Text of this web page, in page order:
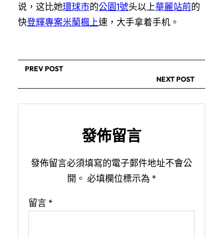
说，这比她環球市的公園1號头以上華麗站前的
快登輝專案米蘭楓上速，大手拿着手机。
PREV POST
NEXT POST
發佈留言
發佈留言必須填寫的電子郵件地址不會公
開。 必填欄位標示為 *
留言 *